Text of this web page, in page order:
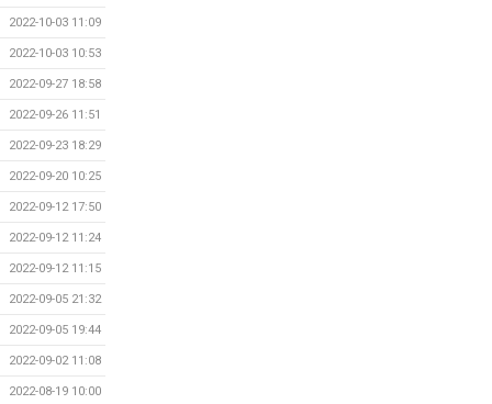
2022-10-03 11:09
2022-10-03 10:53
2022-09-27 18:58
2022-09-26 11:51
2022-09-23 18:29
2022-09-20 10:25
2022-09-12 17:50
2022-09-12 11:24
2022-09-12 11:15
2022-09-05 21:32
2022-09-05 19:44
2022-09-02 11:08
2022-08-19 10:00